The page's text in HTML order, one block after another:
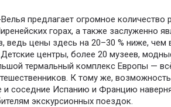
предлагает огромное количество
горах, а также заслуженно
ведь цены здесь на 20–30 % ниже, чем
центры, более 20 музеев,
термальный комплекс Европы —
К тому же,
и соседние Испанию и Францию
экскурсионных поездок.